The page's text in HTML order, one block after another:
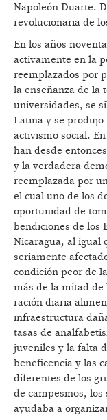
Napoleón Duarte.
revolucionaria de
En los años
activamente en la
reemplazados por
la enseñanza de la
universidades, se
Latina y se
activismo social.
han desde
y la verdadera
reemplazada por
el cual uno de los
oportunidad de
bendiciones de los
Nicaragua, al igual
seriamente
condición peor de
más de la mitad
ración diaria
infraestructura
tasas de
juveniles y la falta
beneficencia y las
diferentes de los
de campesinos,
ayudaba a